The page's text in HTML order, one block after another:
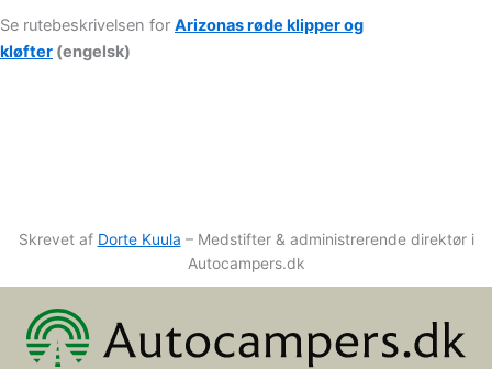
Se rutebeskrivelsen for Arizonas røde klipper og
kløfter (engelsk)
Skrevet af Dorte Kuula – Medstifter & administrerende direktør i
Autocampers.dk